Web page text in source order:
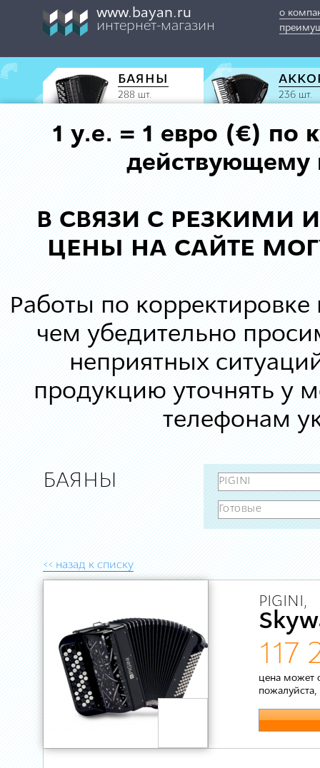
www.bayan.ru
интернет-магазин
о
БАЯНЫ
288 шт. 236 шт.
1 у.е. = 1 евро (€) по
действующему
В СВЯЗИ С РЕЗКИМИ
ЦЕНЫ НА САЙТЕ
Работы по корректировке
чем убедительно
неприятных
продукцию уточнять у
телефонам
БАЯНЫ
<< назад к списку
PIGINI,
117
цена может
пожалуйста,